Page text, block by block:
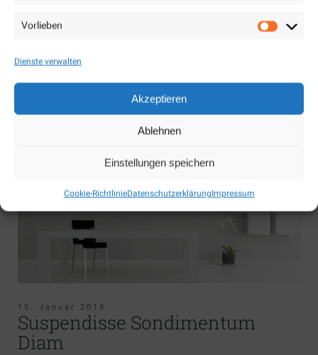
Vorlieben
Dienste verwalten
Akzeptieren
Ablehnen
Einstellungen speichern
Cookie-RichtlinieDatenschutzerklärungImpressum
Fusce Pretium Nisi Purus
lacinia vehicula. Ut volutpat, augue vel auctor tincidunt,
ligula sem pharetra dui, nec tincidunt ante mauris eu diam.
Phasellus viverra nisl vitae cursus euismod. Suspendisse
sit amet est lectus.
15. Januar 2015
Suspendisse Sondimentum
Diam